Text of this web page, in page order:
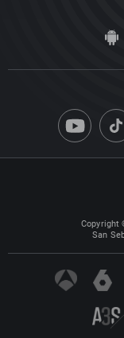
Copyright
San